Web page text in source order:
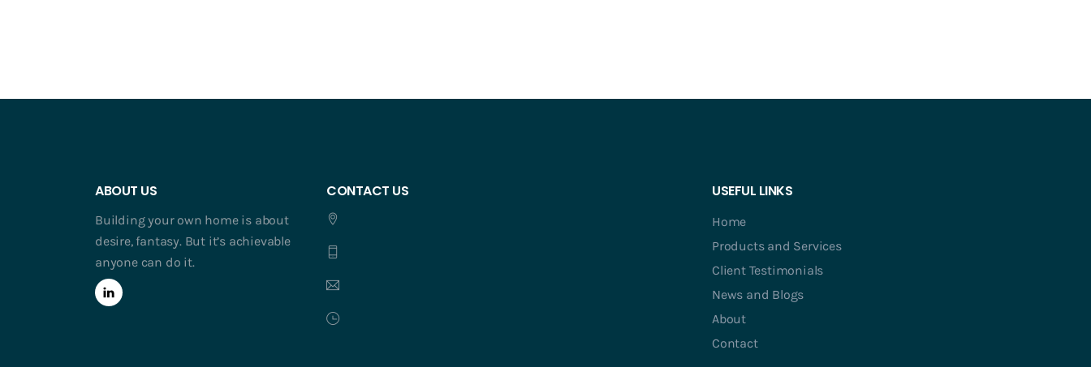
ABOUT US
Building your own home is about
desire, fantasy. But it’s achievable
anyone can do it.
CONTACT US USEFUL LINKS
Home
Products and Services
Client Testimonials
News and Blogs
About
Contact